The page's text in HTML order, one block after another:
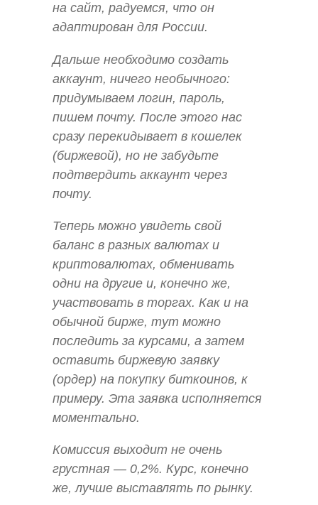
на сайт, радуемся, что он
адаптирован для России.
Дальше необходимо создать
аккаунт, ничего необычного:
придумываем логин, пароль,
пишем почту. После этого нас
сразу перекидывает в кошелек
(биржевой), но не забудьте
подтвердить аккаунт через
почту.
Теперь можно увидеть свой
баланс в разных валютах и
криптовалютах, обменивать
одни на другие и, конечно же,
участвовать в торгах. Как и на
обычной бирже, тут можно
последить за курсами, а затем
оставить биржевую заявку
(ордер) на покупку биткоинов, к
примеру. Эта заявка исполняется
моментально.
Комиссия выходит не очень
грустная — 0,2%. Курс, конечно
же, лучше выставлять по рынку.